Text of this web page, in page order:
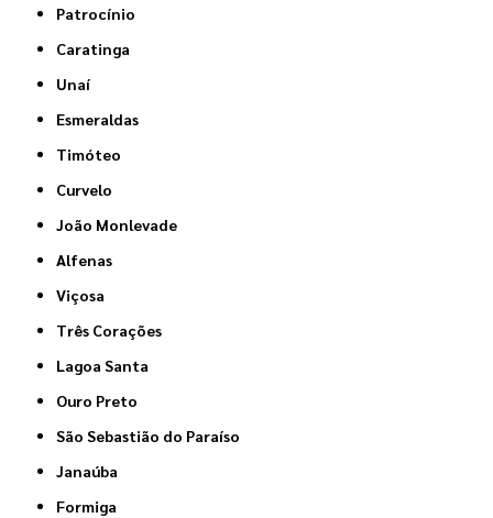
Patrocínio
Caratinga
Unaí
Esmeraldas
Timóteo
Curvelo
João Monlevade
Alfenas
Viçosa
Três Corações
Lagoa Santa
Ouro Preto
São Sebastião do Paraíso
Janaúba
Formiga